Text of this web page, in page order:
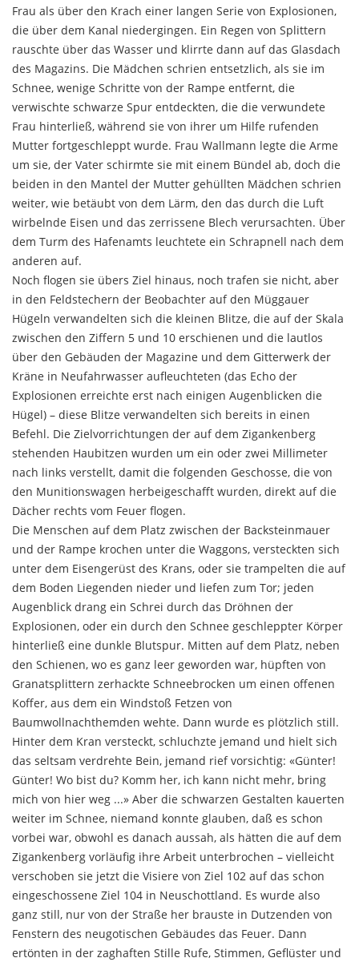
Frau als über den Krach einer langen Serie von Explosionen,
die über dem Kanal niedergingen. Ein Regen von Split­tern
rauschte über das Wasser und klirrte dann auf das Glasdach
des Magazins. Die Mädchen schrien entsetz­lich, als sie im
Schnee, wenige Schritte von der Rampe entfernt, die
verwischte schwarze Spur entdeckten, die die verwundete
Frau hinterließ, während sie von ihrer um Hilfe rufenden
Mutter fortgeschleppt wurde. Frau Wallmann legte die Arme
um sie, der Vater schirmte sie mit einem Bündel ab, doch die
beiden in den Mantel der Mutter gehüllten Mädchen schrien
weiter, wie be­täubt von dem Lärm, den das durch die Luft
wirbelnde Eisen und das zerrissene Blech verursachten. Über
dem Turm des Hafenamts leuchtete ein Schrapnell nach dem
anderen auf.
Noch flogen sie übers Ziel hinaus, noch trafen sie nicht, aber
in den Feldstechern der Beobachter auf den Müggauer
Hügeln verwandelten sich die kleinen Blitze, die auf der Skala
zwischen den Ziffern 5 und 10 erschienen und die lautlos
über den Gebäuden der Ma­gazine und dem Gitterwerk der
Kräne in Neufahrwas­ser aufleuchteten (das Echo der
Explosionen erreichte erst nach einigen Augenblicken die
Hügel) – diese Blitze verwandelten sich bereits in einen
Befehl. Die Zielvorrichtungen der auf dem Zigankenberg
stehen­den Haubitzen wurden um ein oder zwei Millimeter
nach links verstellt, damit die folgenden Geschosse, die von
den Munitionswagen herbeigeschafft wurden, direkt auf die
Dächer rechts vom Feuer flogen.
Die Menschen auf dem Platz zwischen der Back­steinmauer
und der Rampe krochen unter die Waggons, versteckten sich
unter dem Eisengerüst des Krans, oder sie trampelten die auf
dem Boden Liegen­den nieder und liefen zum Tor; jeden
Augenblick drang ein Schrei durch das Dröhnen der
Explosionen, oder ein durch den Schnee geschleppter Körper
hinter­ließ eine dunkle Blutspur. Mitten auf dem Platz, neben
den Schienen, wo es ganz leer geworden war, hüpften von
Granatsplittern zerhackte Schneebrocken um einen offenen
Koffer, aus dem ein Windstoß Fetzen von
Baumwollnachthemden wehte. Dann wurde es plötzlich still.
Hinter dem Kran versteckt, schluchzte jemand und hielt sich
das seltsam verdrehte Bein, je­mand rief vorsichtig: «Günter!
Günter! Wo bist du? Komm her, ich kann nicht mehr, bring
mich von hier weg ...» Aber die schwarzen Gestalten kauerten
wei­ter im Schnee, niemand konnte glauben, daß es schon
vorbei war, obwohl es danach aussah, als hätten die auf dem
Zigankenberg vorläufig ihre Arbeit unterbrochen – vielleicht
verschoben sie jetzt die Visiere von Ziel 102 auf das schon
eingeschossene Ziel 104 in Neuschott­land. Es wurde also
ganz still, nur von der Straße her brauste in Dutzenden von
Fenstern des neugotischen Gebäudes das Feuer. Dann
ertönten in der zaghaften Stille Rufe, Stimmen, Geflüster und